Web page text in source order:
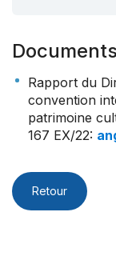
Documents
Rapport du
convention
patrimoine
167 EX/22:
Retour